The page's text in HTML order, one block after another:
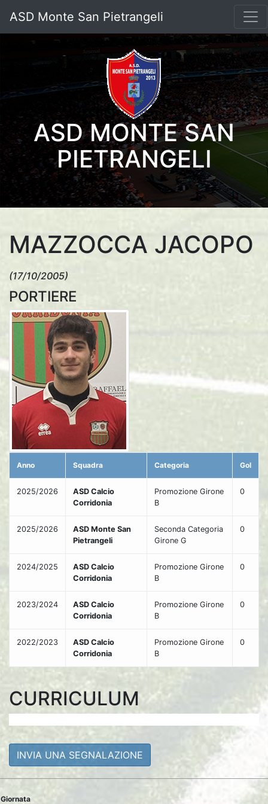
ASD Monte San Pietrangeli
ASD MONTE SAN
PIETRANGELI
MAZZOCCA JACOPO
(17/10/2005)
PORTIERE
Anno Squadra Categoria Gol
2025/2026
ASD Calcio
Corridonia
Promozione Girone
B
0
2025/2026
ASD Monte San
Pietrangeli
Seconda Categoria
Girone G
0
2024/2025
ASD Calcio
Corridonia
Promozione Girone
B
0
2023/2024
ASD Calcio
Corridonia
Promozione Girone
B
0
2022/2023
ASD Calcio
Corridonia
Promozione Girone
B
0
CURRICULUM
INVIA UNA SEGNALAZIONE
Giornata